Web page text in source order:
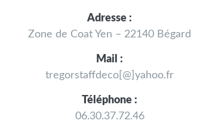
Adresse :
Zone de Coat Yen – 22140 Bégard
Mail :
tregorstaffdeco[@]yahoo.fr
Téléphone :
06.30.37.72.46